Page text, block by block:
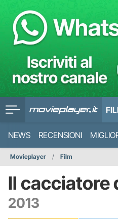
NEWS RECENSIONI
Movieplayer Film
Il cacciatore
2013